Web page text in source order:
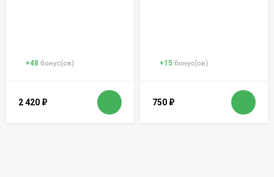
+48 бонус(ов)
2 420 ₽
+15 бонус(ов)
750 ₽